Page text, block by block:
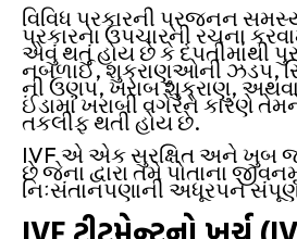
વિવિધ પ્રકારની પ્રજનન
પ્રકારના ઉપચારની રચના
એવું થતું હોય છે કે દંપતીમાંથી
નબળાઈ, શુક્રાણુઓની ઝડપ,
ની ઉણપ, ખરાબ શુક્રાણુ,
ઈંડામાં ખરાબી વગેરેને કારણે
તકલીફ થતી હોય છે.
IVF એ એક સુરક્ષિત અને ખુબ
છે જેના દ્વારા તમે પોતાના
નિઃસંતાનપણાની અધૂરપને સંપૂર્ણ